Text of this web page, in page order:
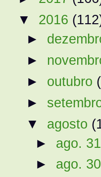
▼ 2016
►
►
► outubro
►
▼ agosto
► ago. 31
► ago. 30